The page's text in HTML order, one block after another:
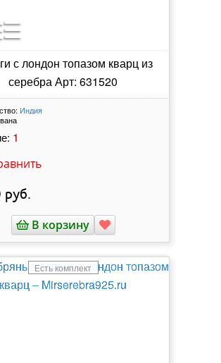
с лондон топазом кварц из
серебра Арт: 631520
Индия
1
руб.
В корзину
Есть комплект